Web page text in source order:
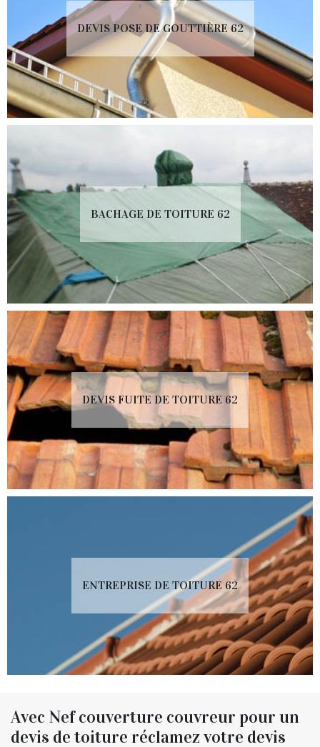
DEVIS POSE DE GOUTTIÈRE 62
BACHAGE DE TOITURE 62
DEVIS FUITE DE TOITURE 62
ENTREPRISE DE TOITURE 62
Avec Nef couverture couvreur pour un
devis de toiture réclamez votre devis